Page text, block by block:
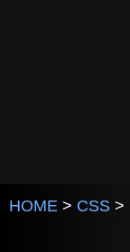
HOME > CSS >